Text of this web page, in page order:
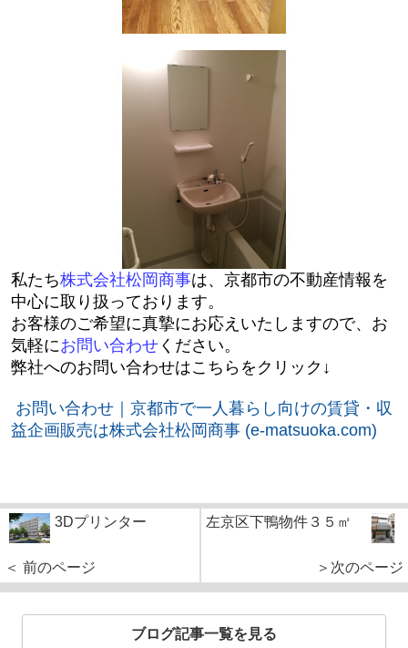
私たち株式会社松岡商事は、京都市の不動産情報を
中心に取り扱っております。
お客様のご希望に真摯にお応えいたしますので、お
気軽にお問い合わせください。
弊社へのお問い合わせはこちらをクリック↓
お問い合わせ｜京都市で一人暮らし向けの賃貸・収
益企画販売は株式会社松岡商事 (e-matsuoka.com)
3Dプリンター
＜ 前のページ
左京区下鴨物件３５㎡
＞次のページ
ブログ記事一覧を見る